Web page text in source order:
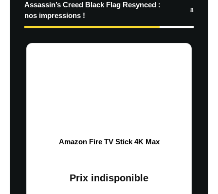
Assassin’s Creed Black Flag Resynced :
nos impressions !
8
Amazon Fire TV Stick 4K Max
Prix indisponible